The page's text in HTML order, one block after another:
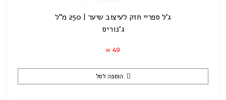
ג'ל ספריי חזק לעיצוב שיער | 250 מ"ל
ג'נוריס
₪ 49
הוספה לסל